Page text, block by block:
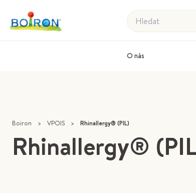
Hledat
O nás
Boiron > VPOIS > Rhinallergy® (PIL)
Rhinallergy®